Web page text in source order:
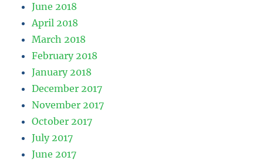
June 2018
April 2018
March 2018
February 2018
January 2018
December 2017
November 2017
October 2017
July 2017
June 2017